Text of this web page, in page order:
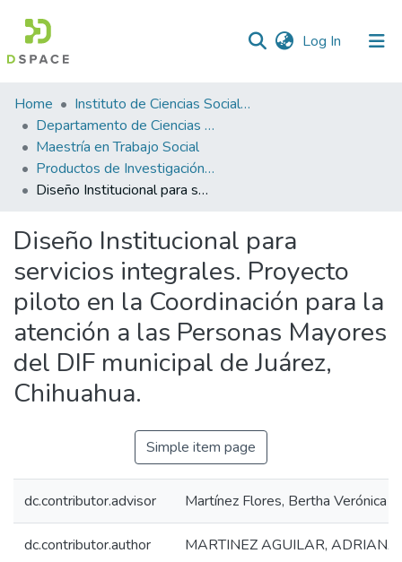
Log In (current)
Statistics
Home
Instituto de Ciencias Sociales y Administración
Departamento de Ciencias Sociales
Maestría en Trabajo Social
Productos de Investigación ICSA-MTS
Diseño Institucional para servicios integrales. Proyecto piloto en la Coordinación para la atención a las Personas Mayores del DIF municipal de Juárez, Chihuahua.
Diseño Institucional para
servicios integrales. Proyecto
piloto en la Coordinación para la
atención a las Personas Mayores
del DIF municipal de Juárez,
Chihuahua.
Simple item page
dc.contributor.advisor Martínez Flores, Bertha Verónica
dc.contributor.author MARTINEZ AGUILAR,